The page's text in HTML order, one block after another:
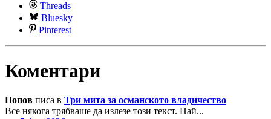
Threads
Bluesky
Pinterest
Коментари
Попов писа в Три мита за османското владичество
Все някога трябваше да излезе този текст. Най...